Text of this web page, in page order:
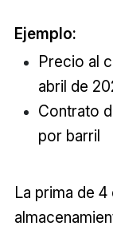
Ejemplo:
Precio al
abril de
Contrato
por barril
La prima de